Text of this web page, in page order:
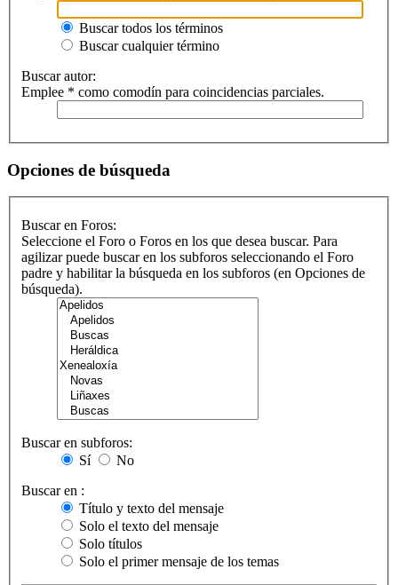
Buscar todos los términos
Buscar cualquier término
Buscar autor:
Emplee * como comodín para coincidencias parciales.
Opciones de búsqueda
Buscar en Foros:
Seleccione el Foro o Foros en los que desea buscar. Para
agilizar puede buscar en los subforos seleccionando el Foro
padre y habilitar la búsqueda en los subforos (en Opciones de
búsqueda).
Buscar en subforos:
Sí
No
Buscar en :
Título y texto del mensaje
Solo el texto del mensaje
Solo títulos
Solo el primer mensaje de los temas